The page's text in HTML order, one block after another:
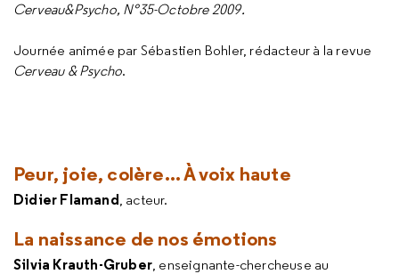
Cerveau&Psycho, N°35-Octobre 2009.
Journée animée par Sébastien Bohler, rédacteur à la revue
Cerveau & Psycho.
Peur, joie, colère... À voix haute
Didier Flamand, acteur.
La naissance de nos émotions
Silvia Krauth-Gruber, enseignante-chercheuse au